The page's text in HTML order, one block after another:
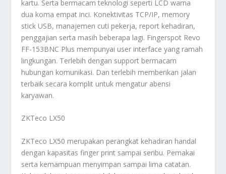
kartu. Serta bermacam teknologi seperti LCD warna
dua koma empat inci. Konektivitas TCP/IP, memory
stick USB, manajemen cuti pekerja, report kehadiran,
penggajian serta masih beberapa lagi. Fingerspot Revo
FF-153BNC Plus mempunyai user interface yang ramah
lingkungan. Terlebih dengan support bermacam
hubungan komunikasi. Dan terlebih memberikan jalan
terbaik secara komplit untuk mengatur abensi
karyawan.
ZKTeco LX50
ZKTeco LX50 merupakan perangkat kehadiran handal
dengan kapasitas finger print sampai seribu. Pemakai
serta kemampuan menyimpan sampai lima catatan.